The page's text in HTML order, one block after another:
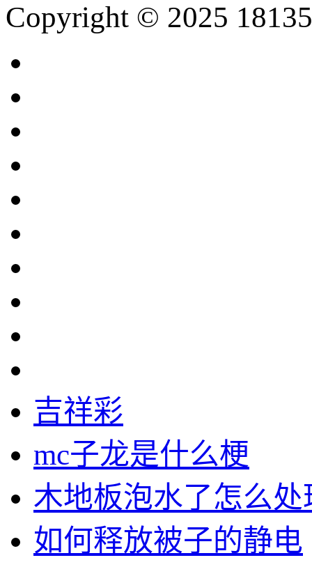
Copyright © 2025
吉祥彩
mc子龙是什么梗
木地板泡水了怎么处
如何释放被子的静电